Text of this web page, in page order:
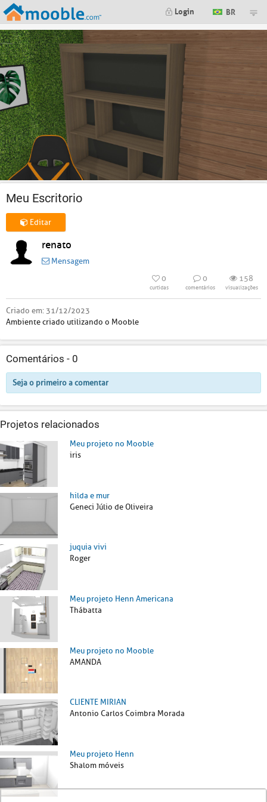
Login BR
Meu Escritorio
Editar
renato
Mensagem
0
curtidas
0
comentários
158
visualizações
Criado em: 31/12/2023
Ambiente criado utilizando o Mooble
Comentários - 0
Seja o primeiro a comentar
Projetos relacionados
Meu projeto no Mooble
iris
hilda e mur
Geneci Júlio de Oliveira
juquia vivi
Roger
Meu projeto Henn Americana
Thábatta
Meu projeto no Mooble
AMANDA
CLIENTE MIRIAN
Antonio Carlos Coimbra Morada
Meu projeto Henn
Shalom móveis